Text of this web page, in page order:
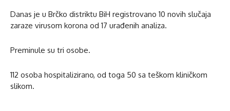
Danas je u Brčko distriktu BiH registrovano 10 novih slučaja
zaraze virusom korona od 17 urađenih analiza.
Preminule su tri osobe.
112 osoba hospitalizirano, od toga 50 sa teškom kliničkom
slikom.